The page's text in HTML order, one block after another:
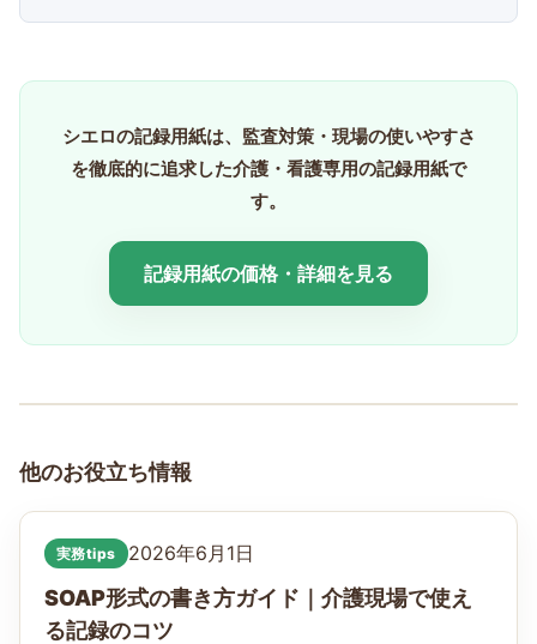
シエロの記録用紙は、監査対策・現場の使いやすさ
を徹底的に追求した介護・看護専用の記録用紙で
す。
記録用紙の価格・詳細を見る
他のお役立ち情報
実務tips 2026年6月1日
SOAP形式の書き方ガイド｜介護現場で使え
る記録のコツ